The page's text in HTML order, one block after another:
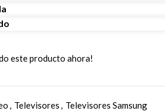
este producto ahora!
, Televisores , Televisores Samsung